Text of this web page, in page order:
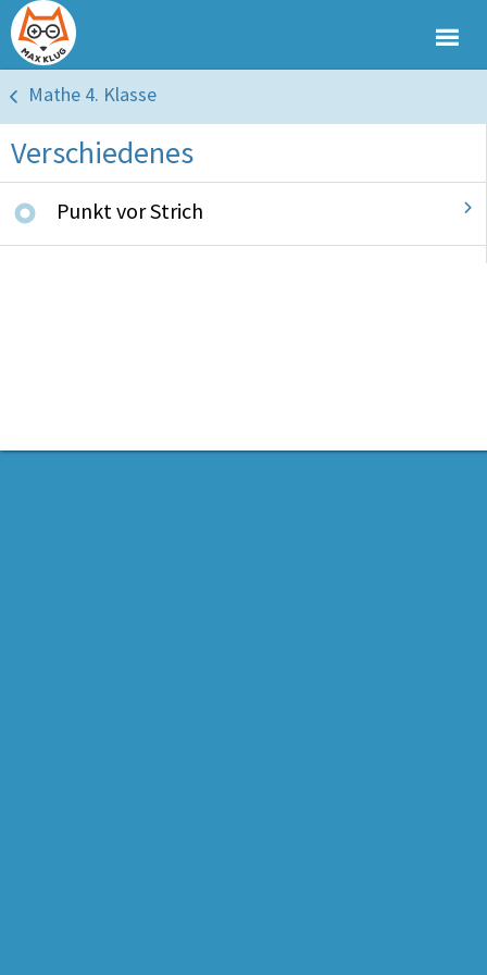
Mathe 4. Klasse
Verschiedenes
Punkt vor Strich